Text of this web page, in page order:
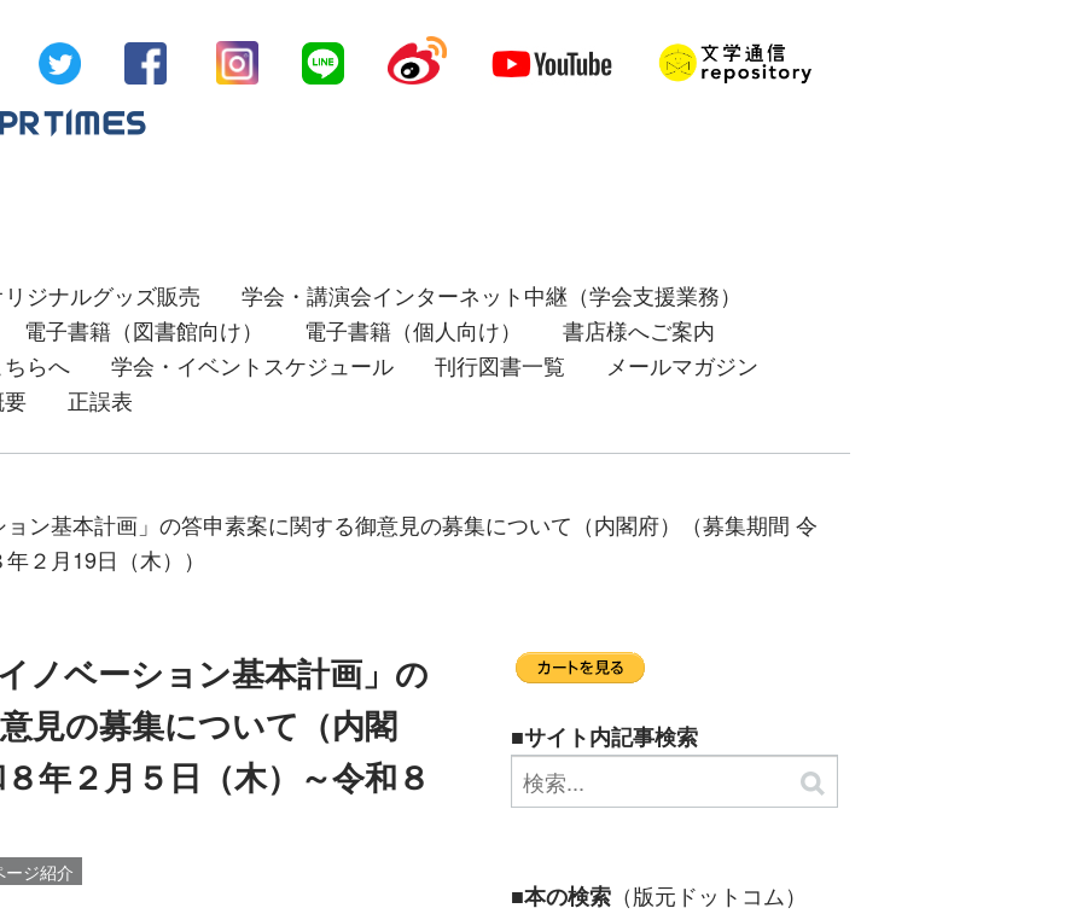
ジナルグッズ販売
学会・講演会インターネット中継（学会支援業務）
電子書籍（図書館向け）
電子書籍（個人向け）
書店様へご案内
らへ
学会・イベントスケジュール 刊行図書一覧
メールマガジン
正誤表
ン基本計画」の答申素案に関する御意見の募集について（内閣府）（募集期間 令
２月19日（木））
ノベーション基本計画」の
見の募集について（内閣
年２月５日（木）～令和８
ジ紹介
■サイト内記事検索
■本の検索（版元ドットコム）